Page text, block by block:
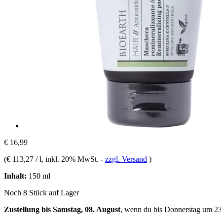
€ 16,99
(€ 113,27 / l, inkl. 20% MwSt. - zzgl. Versand )
Inhalt: 150 ml
Noch 8 Stück auf Lager
Zustellung bis Samstag, 08. August, wenn du bis Donnerstag um